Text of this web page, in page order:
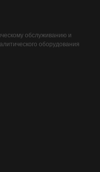
обслуживанию и
оборудования